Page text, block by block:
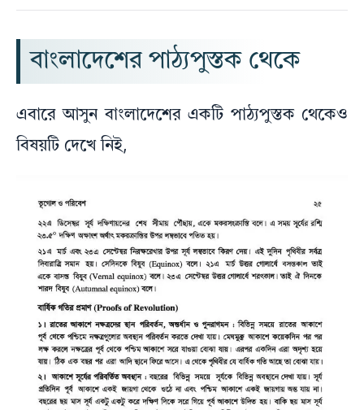
বাংলাদেশের পাঠ্যপুস্তক থেকে
এবারে আসুন বাংলাদেশের একটি পাঠ্যপুস্তক থেকেও
বিষয়টি দেখে নিই,